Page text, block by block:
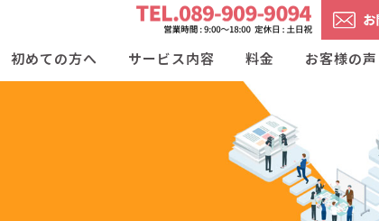
初めての方へ サービス内容 料金 お客様の声